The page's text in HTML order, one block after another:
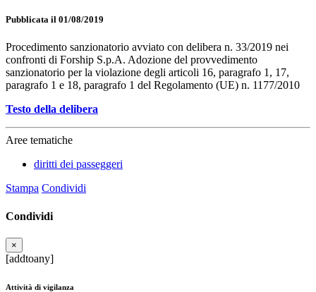
Pubblicata il 01/08/2019
Procedimento sanzionatorio avviato con delibera n. 33/2019 nei
confronti di Forship S.p.A. Adozione del provvedimento
sanzionatorio per la violazione degli articoli 16, paragrafo 1, 17,
paragrafo 1 e 18, paragrafo 1 del Regolamento (UE) n. 1177/2010
Testo della delibera
Aree tematiche
diritti dei passeggeri
Stampa Condividi
Condividi
×
[addtoany]
Attività di vigilanza